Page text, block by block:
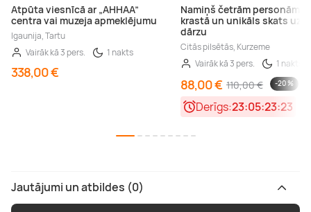
Atpūta viesnīcā ar „AHHAA”
centra vai muzeja apmeklējumu
Igaunija, Tartu
Vairāk kā 3 pers.
1 nakts
338,00 €
Namiņš četrām personām
krastā un unikāls skats uz
dārzu
Citās pilsētās, Kurzeme
Vairāk kā 3 pers.
1 nakts
88,00 € 110,00 € -20 %
Derīgs:23:05:23:22
Jautājumi un atbildes (0)